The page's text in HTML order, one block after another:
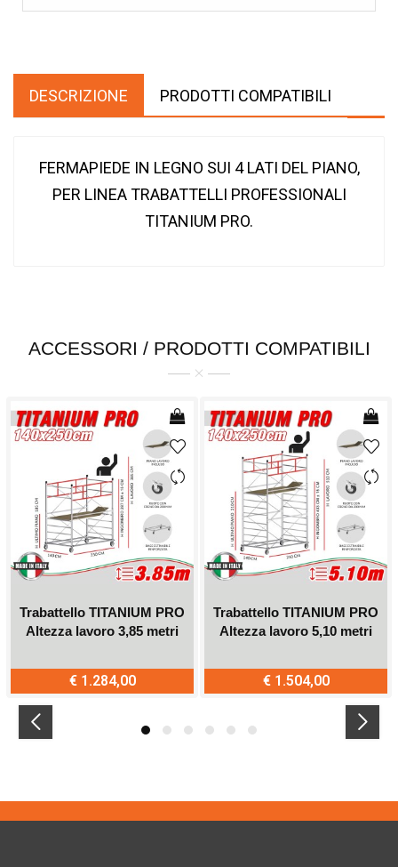
DESCRIZIONE PRODOTTI COMPATIBILI
FERMAPIEDE IN LEGNO SUI 4 LATI DEL PIANO,
PER LINEA TRABATTELLI PROFESSIONALI
TITANIUM PRO.
ACCESSORI / PRODOTTI COMPATIBILI
Trabattello TITANIUM PRO
Altezza lavoro 3,85 metri
€ 1.284,00
Trabattello TITANIUM PRO
Altezza lavoro 5,10 metri
€ 1.504,00